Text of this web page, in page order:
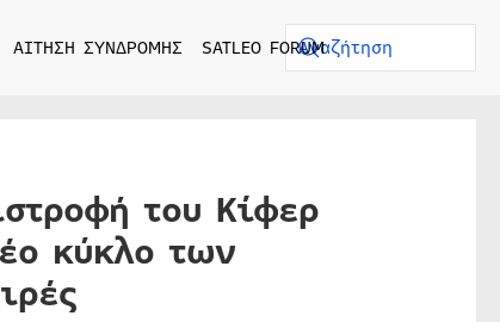
ΑΙΤΗΣΗ ΣΥΝΔΡΟΜΗΣ SATLEO FORUM
του Κίφερ
κύκλο των